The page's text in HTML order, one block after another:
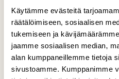
Käytämme evästeitä
räätälöimiseen, sosiaalisen
tukemiseen ja
jaamme sosiaalisen median,
alan kumppaneillemme tietoja
sivustoamme. Kumppanimme
Harvinainen